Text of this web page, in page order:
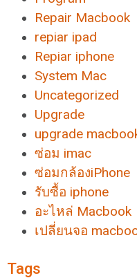
Repair Macbook
repiar ipad
Repiar iphone
System Mac
Uncategorized
Upgrade
upgrade
ซ่อม imac
ซ่อมกล้องiPhone
รับซื้อ iphone
อะไหล่ Macbook
เปลี่ยนจอ
Tags